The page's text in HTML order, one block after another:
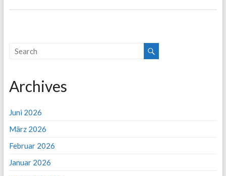
Archives
Juni 2026
März 2026
Februar 2026
Januar 2026